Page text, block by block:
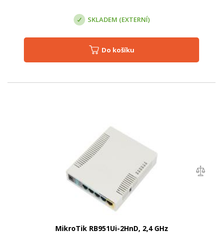
SKLADEM (EXTERNÍ)
Do košíku
MikroTik RB951Ui-2HnD, 2,4 GHz